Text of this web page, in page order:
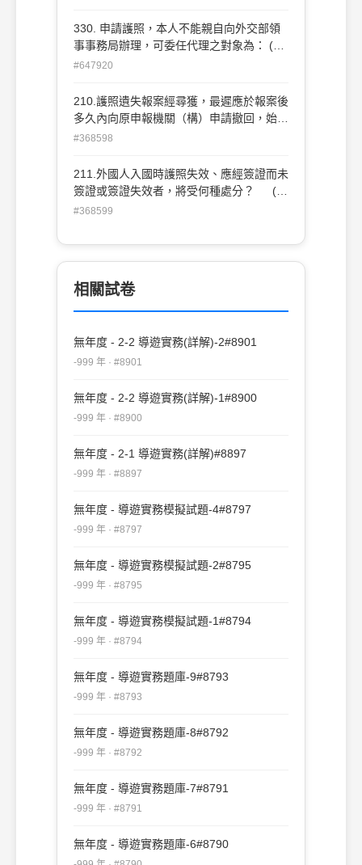
330. 申請護照，本人不能親自向外交部領
事事務局辦理，可委任代理之對象為： (A)
朋友 (B)同一公司之人員 (C)乙種旅行業
#647920
210.護照遺失報案經尋獲，最遲應於報案後
多久內向原申報機關（構）申請撤回，始能
繼 續使用？ (A)12小時 (B)24小時
#368598
211.外國人入國時護照失效、應經簽證而未
簽證或簽證失效者，將受何種處分？ (A)
禁止其入國 (B)限令其出國 (C)驅逐其出
#368599
相關試卷
無年度 - 2-2 導遊實務(詳解)-2#8901
-999 年 · #8901
無年度 - 2-2 導遊實務(詳解)-1#8900
-999 年 · #8900
無年度 - 2-1 導遊實務(詳解)#8897
-999 年 · #8897
無年度 - 導遊實務模擬試題-4#8797
-999 年 · #8797
無年度 - 導遊實務模擬試題-2#8795
-999 年 · #8795
無年度 - 導遊實務模擬試題-1#8794
-999 年 · #8794
無年度 - 導遊實務題庫-9#8793
-999 年 · #8793
無年度 - 導遊實務題庫-8#8792
-999 年 · #8792
無年度 - 導遊實務題庫-7#8791
-999 年 · #8791
無年度 - 導遊實務題庫-6#8790